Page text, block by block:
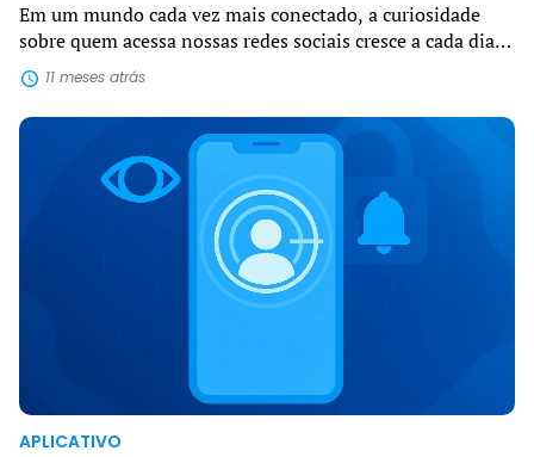
Em um mundo cada vez mais conectado, a curiosidade
sobre quem acessa nossas redes sociais cresce a cada dia.
Por isso, o interesse em encontrar um app para ver quem
visitou seu perfil se tornou u...
11 meses atrás
APLICATIVO